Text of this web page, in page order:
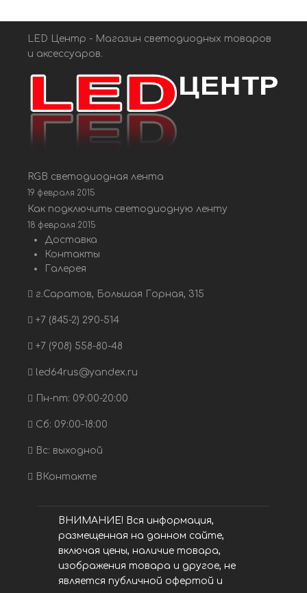
LED Центр - Магазин светодиодных товаров
и аксессуаров.
RGB светодиодная лента
19 февраля 2015
Как подключить светодиодную ленту
18 февраля 2015
Доставка
Контакты
Галерея
г.Саратов, Большая Горная, 315
+7 (845-2) 290-514
+7 (908) 558-80-48
led64rus@yandex.ru
Пн-пт: 09:00-20:00
Сб: 09:00-18:00
Вс: выходной
ВКонтакте
ВНИМАНИЕ! Вся информация,
размещенная на данном сайте,
включая цены, наличие товара,
изображения товара и другое, не
является публичной офертой и